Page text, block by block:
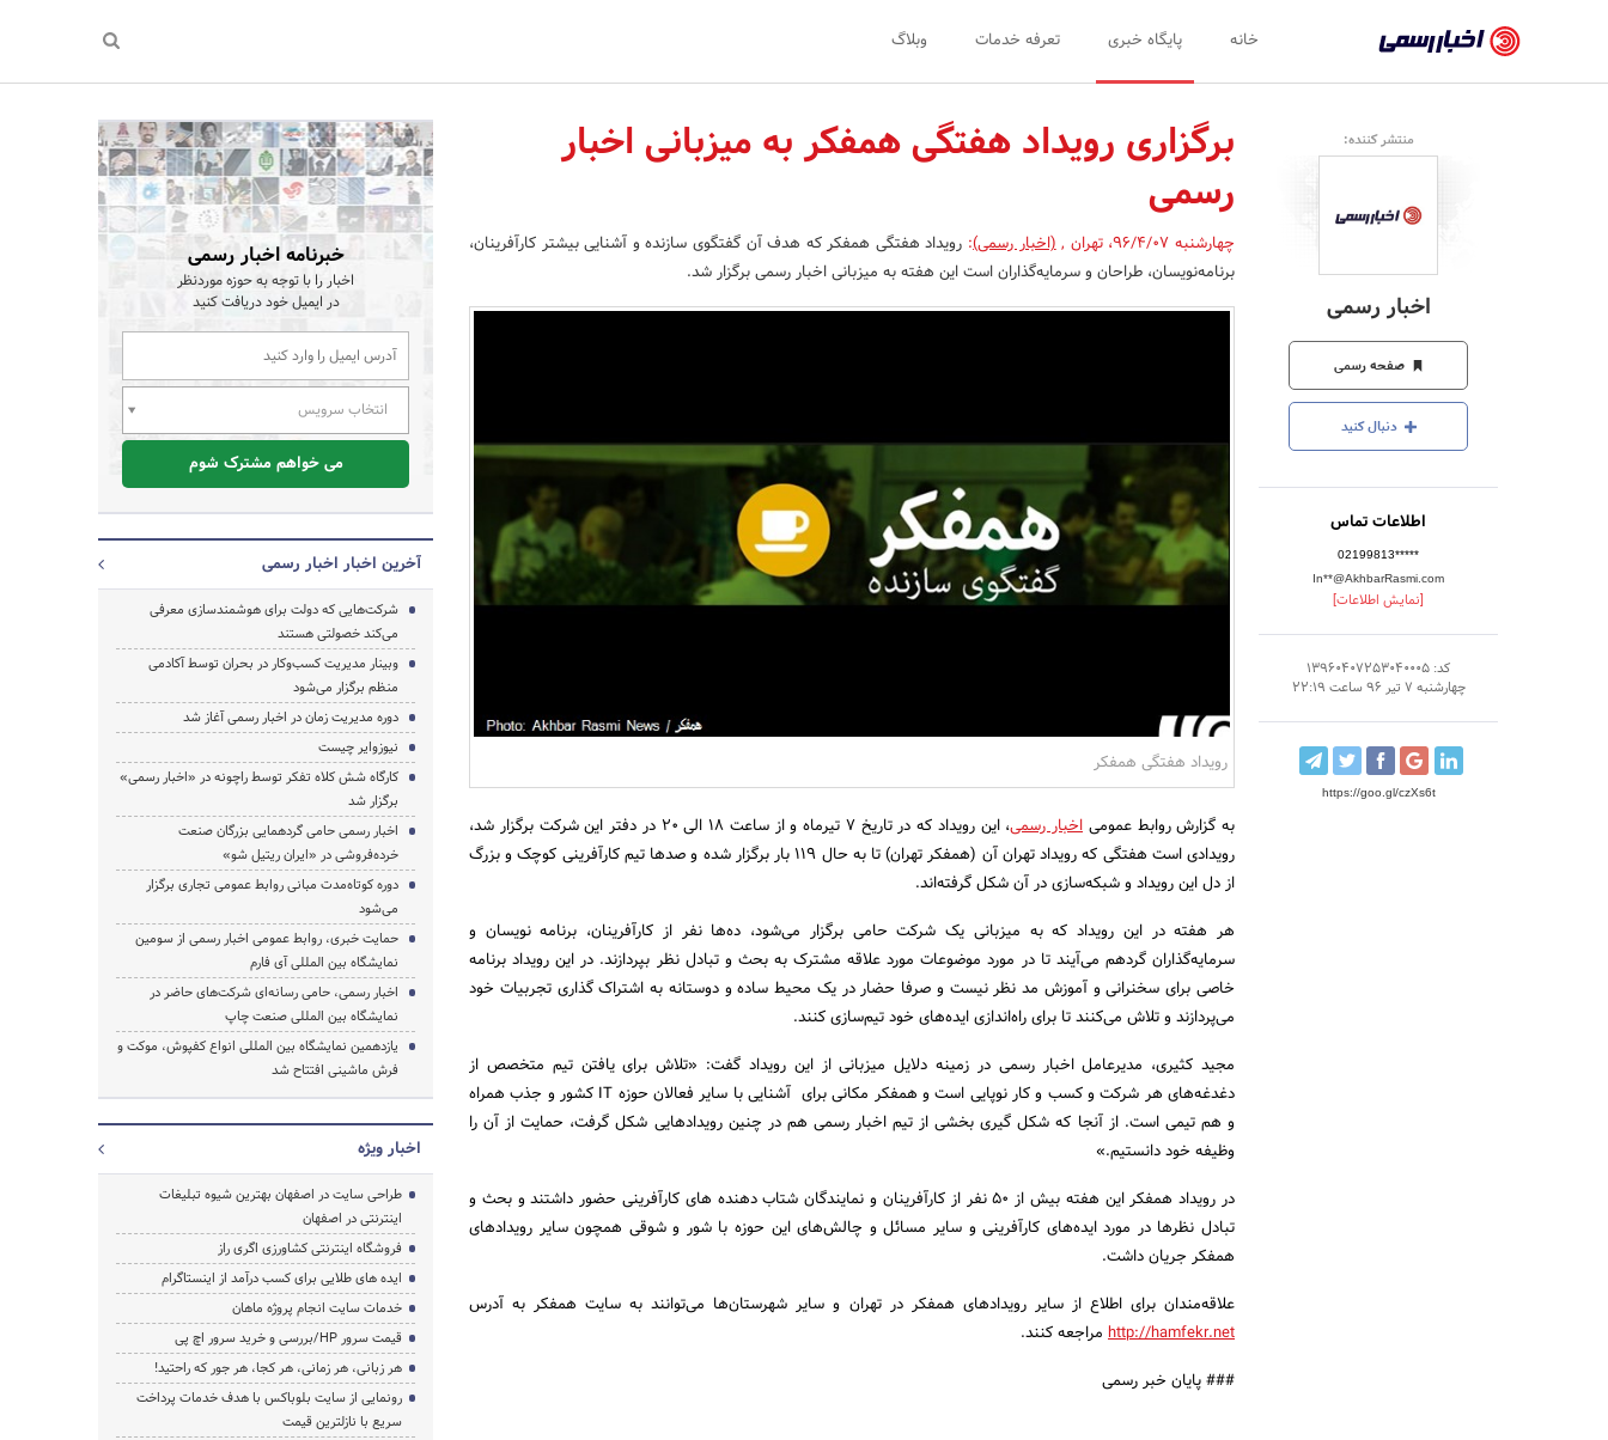
رسمی
-
اخبار
تایید
شرکت‌ها،
سازمان‌ها
و
روابط
عمومی‌ها
خانه پایگاه خبری تعرفه خدمات وبلاگ
منتشر کننده:
اخبار رسمی
صفحه رسمی
دنبال کنید
اطلاعات تماس
02199813*****
In**@AkhbarRasmi.com
[نمایش اطلاعات]
کد: 13960407253040005
چهارشنبه 7 تیر 96 ساعت 22:19
https://goo.gl/czXs6t
برگزاری رویداد هفتگی همفکر به میزبانی اخبار
رسمی
چهارشنبه 96/4/07 ،تهران ,(اخبار رسمی): رویداد هفتگی همفکر که هدف آن گفتگوی سازنده و آشنایی بیشتر کارآفرینان،
برنامه‌نویسان، طراحان و سرمایه‌گذاران است این هفته به میزبانی اخبار رسمی برگزار شد.
رویداد هفتگی همفکر
به گزارش روابط عمومی اخبار رسمی
، این رویداد که در تاریخ 7 تیرماه و از ساعت 18 الی 20 در دفتر این شرکت برگزار شد،
رویدادی است هفتگی که رویداد تهران آن (همفکر تهران) تا به حال 119 بار برگزار شده و صدها تیم کارآفرینی کوچک و بزرگ
از دل این رویداد و شبکه‌سازی در آن شکل گرفته‌اند.
هر هفته در این رویداد که به میزبانی یک شرکت حامی برگزار می‌شود، ده‌ها نفر از کارآفرینان، برنامه نویسان و
سرمایه‌گذاران گردهم می‌آیند تا در مورد موضوعات مورد علاقه مشترک به بحث و تبادل نظر بپردازند. در این رویداد برنامه
خاصی برای سخنرانی و آموزش مد نظر نیست و صرفا حضار در یک محیط ساده و دوستانه به اشتراک گذاری تجربیات خود
می‌پردازند و تلاش می‌کنند تا برای راه‌اندازی ایده‌های خود تیم‌سازی کنند.
مجید کثیری، مدیرعامل اخبار رسمی در زمینه دلایل میزبانی از این رویداد گفت: «تلاش برای یافتن تیم متخصص از
دغدغه‌های هر شرکت و کسب و کار نوپایی است و همفکر مکانی برای آشنایی با سایر فعالان حوزه IT کشور و جذب همراه
و هم تیمی است. از آنجا که شکل گیری بخشی از تیم اخبار رسمی هم در چنین رویدادهایی شکل گرفت، حمایت از آن را
وظیفه خود دانستیم.»
در رویداد همفکر این هفته بیش از 50 نفر از کارآفرینان و نمایندگان شتاب دهنده های کارآفرینی حضور داشتند و بحث و
تبادل نظرها در مورد ایده‌های کارآفرینی و سایر مسائل و چالش‌های این حوزه با شور و شوقی همچون سایر رویدادهای
همفکر جریان داشت.
علاقه‌مندان برای اطلاع از سایر رویدادهای همفکر در تهران و سایر شهرستان‌ها می‌توانند به سایت همفکر به آدرس
http://hamfekr.net مراجعه کنند.
### پایان خبر رسمی
خبرنامه اخبار رسمی
اخبار را با توجه به حوزه موردنظر
در ایمیل خود دریافت کنید
انتخاب سرویس
می خواهم مشترک شوم
آخرین اخبار اخبار رسمی
شرکت‌هایی که دولت برای هوشمندسازی معرفی
می‌کند خصولتی هستند
وبینار مدیریت کسب‌وکار در بحران توسط آکادمی
منظم برگزار می‌شود
دوره مدیریت زمان در اخبار رسمی آغاز شد
نیوزوایر چیست
کارگاه شش کلاه تفکر توسط راچونه در «اخبار رسمی»
برگزار شد
اخبار رسمی حامی گردهمایی بزرگان صنعت
خرده‌فروشی در «ایران ریتیل شو»
دوره‌ کوتاه‌مدت مبانی روابط عمومی تجاری برگزار
می‌شود
حمایت خبری، روابط عمومی اخبار رسمی از سومین
نمایشگاه بین المللی آی فارم
اخبار رسمی، حامی رسانه‌ای شرکت‌های حاضر در
نمایشگاه بین المللی صنعت چاپ
یازدهمین نمایشگاه بین المللی انواع کفپوش، موکت و
فرش ماشینی افتتاح شد
اخبار ویژه
طراحی سایت در اصفهان بهترین شیوه تبلیغات
اینترنتی در اصفهان
فروشگاه اینترنتی کشاورزی اگری راز
ایده های طلایی برای کسب درآمد از اینستاگرام
خدمات سایت انجام پروژه ماهان
قیمت سرور HP/بررسی و خرید سرور اچ پی
هر زبانی، هر زمانی، هر کجا، هر جور که راحتید!
رونمایی از سایت بلوباکس با هدف خدمات پرداخت
سریع با نازلترین قیمت